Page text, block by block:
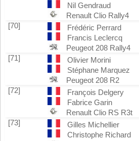
Nil Gendraud
Renault Clio Rally4
[70]
Frédéric Perrard
Francis Leclercq
Peugeot 208 Rally4
[71]
Olivier Morini
Stéphane Marquez
Peugeot 208 R2
[72]
François Delgery
Fabrice Garin
Renault Clio RS R3t
[73]
Gilles Michellier
Christophe Richard